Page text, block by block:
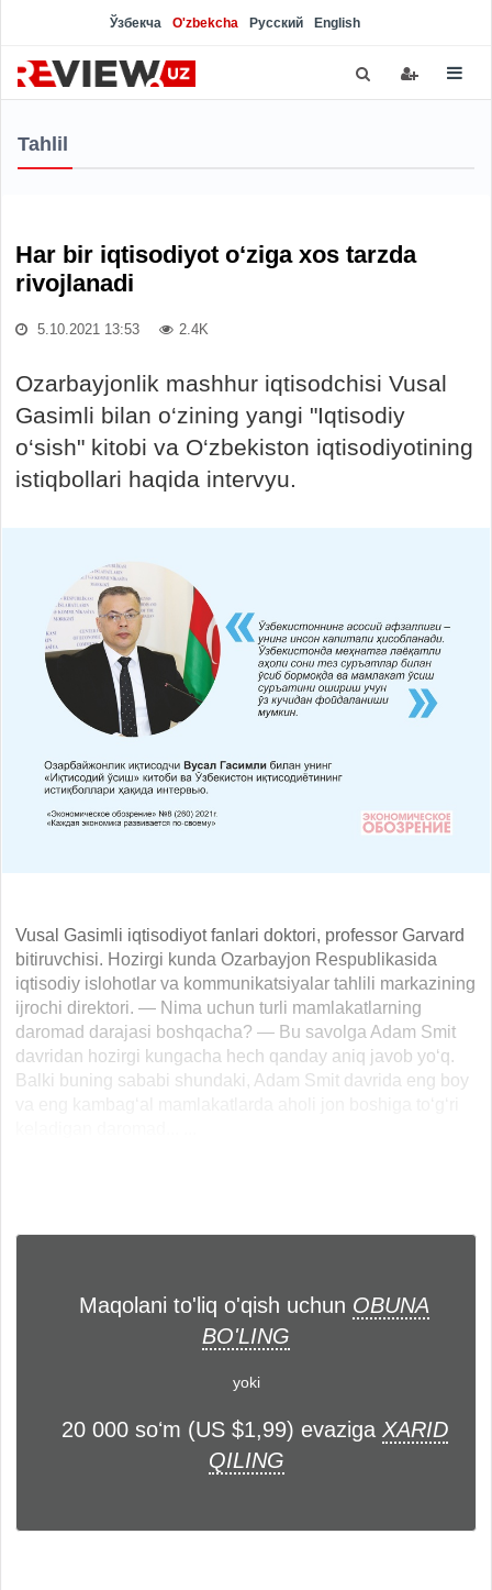
Ўзбекча O'zbekcha Русский English
Tahlil
Har bir iqtisodiyot o‘ziga xos tarzda
rivojlanadi
5.10.2021 13:53 2.4K
Ozarbayjonlik mashhur iqtisodchisi Vusal
Gasimli bilan o‘zining yangi "Iqtisodiy
o‘sish" kitobi va O‘zbekiston iqtisodiyotining
istiqbollari haqida intervyu.
Vusal Gasimli iqtisodiyot fanlari doktori, professor Garvard
bitiruvchisi. Hozirgi kunda Ozarbayjon Respublikasida
iqtisodiy islohotlar va kommunikatsiyalar tahlili markazining
ijrochi direktori. — Nima uchun turli mamlakatlarning
daromad darajasi boshqacha? — Bu savolga Adam Smit
davridan hozirgi kungacha hech qanday aniq javob yo‘q.
Balki buning sababi shundaki, Adam Smit davrida eng boy
Maqolani to'liq o'qish uchun OBUNA
BO'LING
yoki
20 000 soʻm (US $1,99) evaziga XARID
QILING